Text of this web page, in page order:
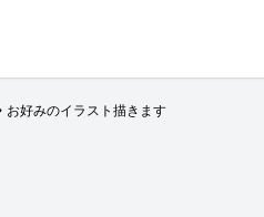
お好みのイラスト描きます